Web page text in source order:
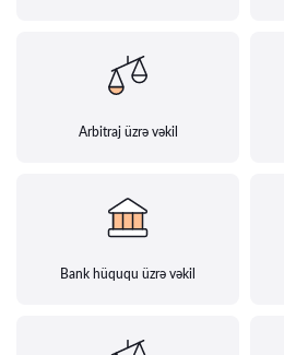
Arbitraj üzrə vəkil
Bank hüququ üzrə vəkil